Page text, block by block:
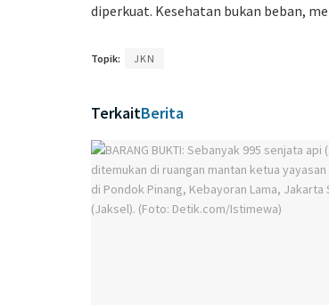
diperkuat. Kesehatan bukan beban,
Topik: JKN
TerkaitBerita